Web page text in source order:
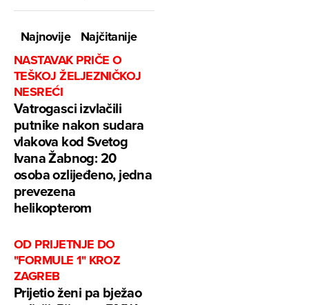
Najnovije
Najčitanije
NASTAVAK PRIČE O
TEŠKOJ ŽELJEZNIČKOJ
NESREĆI
Vatrogasci izvlačili
putnike nakon sudara
vlakova kod Svetog
Ivana Žabnog: 20
osoba ozlijeđeno, jedna
prevezena
helikopterom
OD PRIJETNJE DO
"FORMULE 1" KROZ
ZAGREB
Prijetio ženi pa bježao